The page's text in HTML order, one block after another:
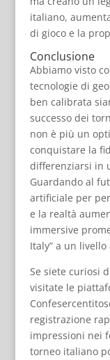
italiano,
di gioco e la
Conclusione
Abbiamo visto
tecnologie di
ben calibrata
successo dei
non è più un
conquistare la
differenziarsi in
Guardando al
artificiale per
e la realtà
immersive
Italy” a un
Se siete curiosi
visitate le
registrazione
impressioni nei
torneo italiano